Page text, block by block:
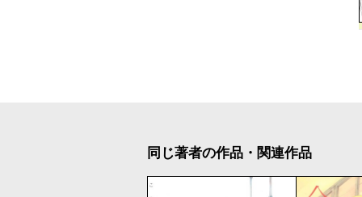
同じ著者の作品・関連作品